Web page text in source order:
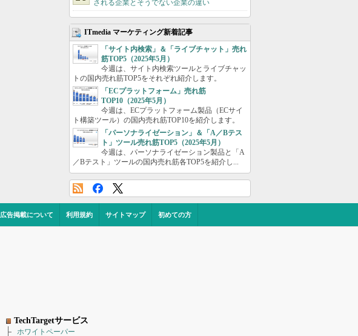
される企業とそうでない企業の違い
ITmedia マーケティング新着記事
「サイト内検索」＆「ライブチャット」売れ
筋TOP5（2025年5月）
今週は、サイト内検索ツールとライブチャッ
トの国内売れ筋TOP5をそれぞれ紹介します。
「ECプラットフォーム」売れ筋
TOP10（2025年5月）
今週は、ECプラットフォーム製品（ECサイ
ト構築ツール）の国内売れ筋TOP10を紹介します。
「パーソナライゼーション」＆「A／Bテス
ト」ツール売れ筋TOP5（2025年5月）
今週は、パーソナライゼーション製品と「A
／Bテスト」ツールの国内売れ筋各TOP5を紹介し...
広告掲載について 利用規約 サイトマップ 初めての方
TechTargetサービス
ホワイトペーパー